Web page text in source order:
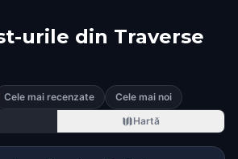
urile din Traverse
Cele mai recenzate
Cele mai noi
Hartă